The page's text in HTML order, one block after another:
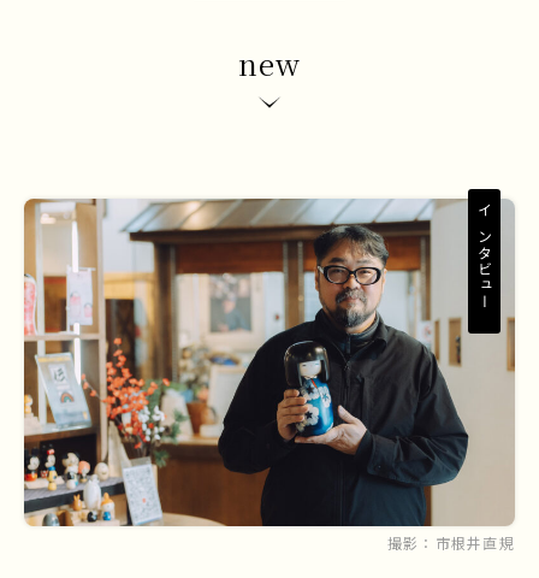
new
撮影： 市根井直規
インタビュー